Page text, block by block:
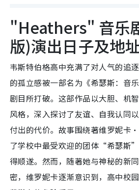
"Heathers" 音乐
版)演出日子及地
韦斯特伯格高中充满了对人气的追
的孤立感被一部名为《希瑟斯：音
剧目所打破。这部作品以大胆、机
风格，深入探讨了友谊、自我认同
付出的代价。故事围绕著维罗妮卡
了学校中最受欢迎的团体“希瑟斯
得顺遂。然而，随著她与神秘的新
密，维罗妮卡逐渐意识到，高中校